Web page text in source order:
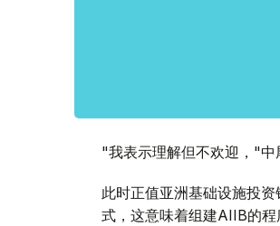
"我表示理解但不欢迎，"
此时正值亚洲基础设施投
式，这意味着组建AIIB的程